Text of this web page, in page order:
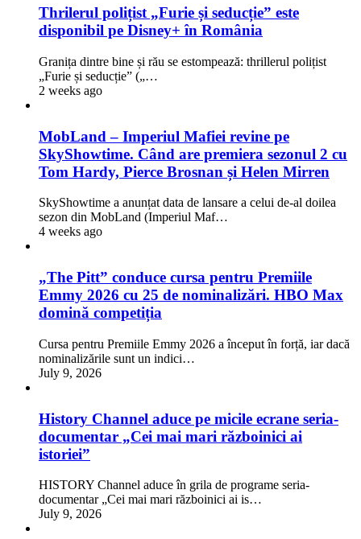
Thrilerul polițist „Furie și seducție” este
disponibil pe Disney+ în România
Granița dintre bine și rău se estompează: thrillerul polițist
„Furie și seducție” („…
2 weeks ago
MobLand – Imperiul Mafiei revine pe
SkyShowtime. Când are premiera sezonul 2 cu
Tom Hardy, Pierce Brosnan și Helen Mirren
SkyShowtime a anunțat data de lansare a celui de-al doilea
sezon din MobLand (Imperiul Maf…
4 weeks ago
„The Pitt” conduce cursa pentru Premiile
Emmy 2026 cu 25 de nominalizări. HBO Max
domină competiția
Cursa pentru Premiile Emmy 2026 a început în forță, iar dacă
nominalizările sunt un indici…
July 9, 2026
History Channel aduce pe micile ecrane seria-
documentar „Cei mai mari războinici ai
istoriei”
HISTORY Channel aduce în grila de programe seria-
documentar „Cei mai mari războinici ai is…
July 9, 2026